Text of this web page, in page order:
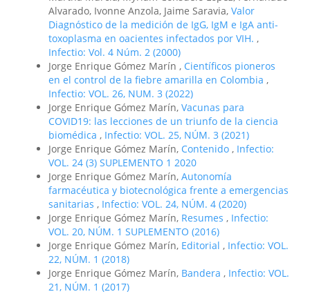
Alvarado, Ivonne Anzola, Jaime Saravia, Valor
Diagnóstico de la medición de IgG, IgM e IgA anti-
toxoplasma en oacientes infectados por VIH. ,
Infectio: Vol. 4 Núm. 2 (2000)
Jorge Enrique Gómez Marín , Científicos pioneros
en el control de la fiebre amarilla en Colombia ,
Infectio: VOL. 26, NUM. 3 (2022)
Jorge Enrique Gómez Marín, Vacunas para
COVID19: las lecciones de un triunfo de la ciencia
biomédica , Infectio: VOL. 25, NÚM. 3 (2021)
Jorge Enrique Gómez Marín, Contenido , Infectio:
VOL. 24 (3) SUPLEMENTO 1 2020
Jorge Enrique Gómez Marín, Autonomía
farmacéutica y biotecnológica frente a emergencias
sanitarias , Infectio: VOL. 24, NÚM. 4 (2020)
Jorge Enrique Gómez Marín, Resumes , Infectio:
VOL. 20, NÚM. 1 SUPLEMENTO (2016)
Jorge Enrique Gómez Marín, Editorial , Infectio: VOL.
22, NÚM. 1 (2018)
Jorge Enrique Gómez Marín, Bandera , Infectio: VOL.
21, NÚM. 1 (2017)